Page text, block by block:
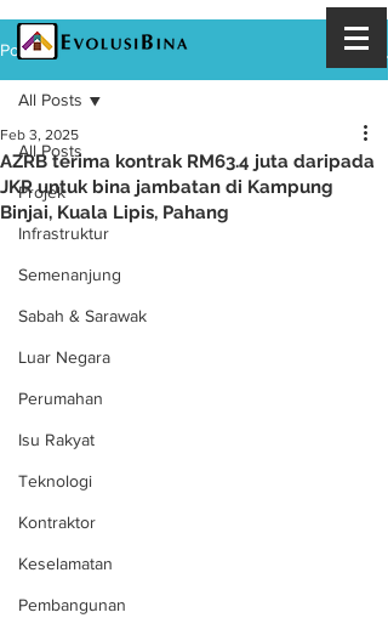
Post
All Posts
Projek
Infrastruktur
Semenanjung
Sabah & Sarawak
Luar Negara
Perumahan
Isu Rakyat
Teknologi
Kontraktor
Keselamatan
Pembangunan
All Posts
AZRB terima kontrak RM63.4 juta daripada
JKR untuk bina jambatan di Kampung
Binjai, Kuala Lipis, Pahang
Feb 3, 2025